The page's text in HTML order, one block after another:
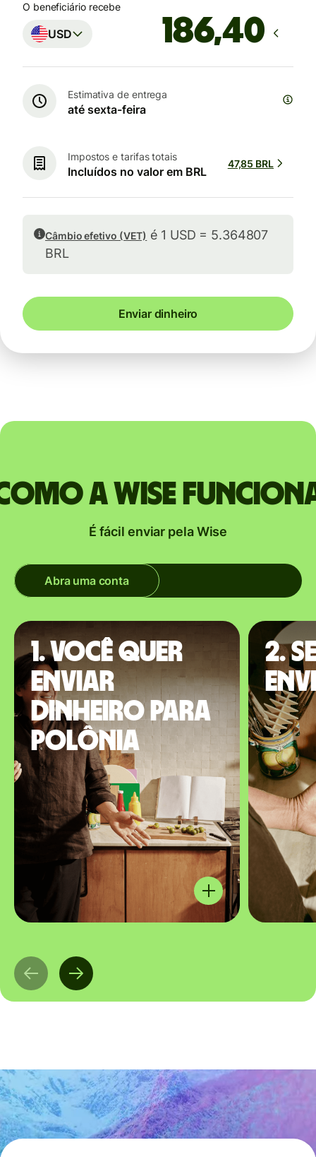
O beneficiário recebe
USD
Estimativa de entrega
até sexta-feira
Impostos e tarifas totais
Incluídos no valor em BRL
47,85 BRL
Câmbio efetivo (VET) é 1 USD = 5.364807
BRL
Enviar dinheiro
a Wise
É fácil enviar pela Wise
Abra uma conta
1. Você quer
enviar
dinheiro para
Polônia
2.